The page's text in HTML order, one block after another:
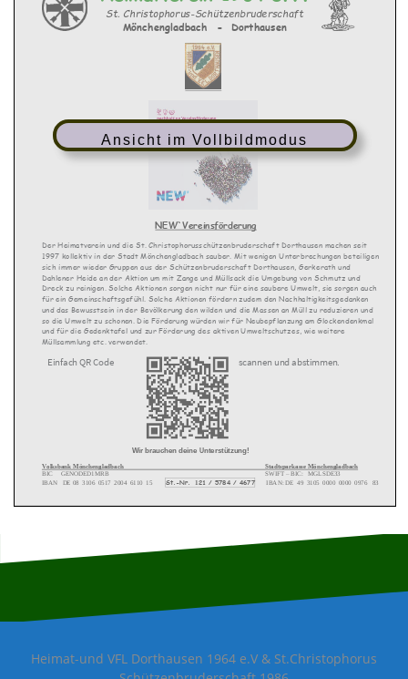
Ansicht im Vollbildmodus
St. Christophorus- Schützenbruderschaft
Mönchengladbach
Dorthausen
NEW`Vereinsförderung
Der Heimatverein und die St. Christophorusschützenbruderschaft Dorthausen machen seit
1997 kollektiv in der Stadt Mönchengladbach sauber. Mit wenigen Unterbrechungen beteiligen
sich immer wieder Gruppen aus der Schützenbruderschaft Dorthausen, Gerkerath und
Dahlener Heide an der Aktion um mit Zange und Müllsack die Umgebung von Schmutz und
Dreck zu reinigen. Solche Aktionen sorgen nicht nur für eine saubere Umwelt, sie sorgen auch
für ein Gemeinschaftsgefühl. Solche Aktionen fördern zudem den Nachhaltigkeitsgedanken
und das Bewusstsein in der Bevölkerung den wilden und die M assen an Müll zu reduzieren und
so die Umwelt zu schonen. Die Förderung würden wir für Neubepflanzung am Glockendenkmal
und für die Gedenktafel und zur Förderung de s aktiven Umweltschutzes, wie weitere
Müllsammlung etc. verwendet.
Einfach QR Code scannen und abstimmen.
Wir brauchen deine Unterstützung!
Volksbank Mönchengladbach Stadtsparkasse Mönchengladbach
BIC GENODE
D1MRB SWIFT – BIC:
MGLSDE33
IBAN DE
08 3106 0517 2004 6110 15 St. Nr. 121 / 5784 / 4677 IBAN: DE 49 3105 0000 0000 0976 83
Heimat-und VFL Dorthausen 1964 e.V & St.Christophorus